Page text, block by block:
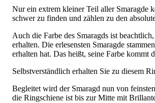
Nur ein extrem kleiner Teil aller Smaragde
schwer zu finden und zählen zu den
Auch die Farbe des Smaragds ist
erhalten. Die erlesensten Smaragde
erhalten hat. Das heißt, seine Farbe kommt
Selbstverständlich erhalten Sie zu diesem
Begleitet wird der Smaragd nun von
die Ringschiene ist bis zur Mitte mit